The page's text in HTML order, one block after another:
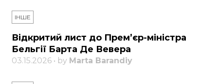
ІНШЕ
Відкритий лист до Прем’єр-міністра
Бельгії Барта Де Вевера
03.15.2026 • by Marta Barandiy